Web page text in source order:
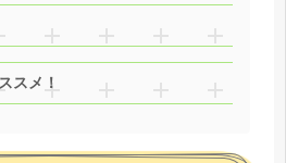
スメ！